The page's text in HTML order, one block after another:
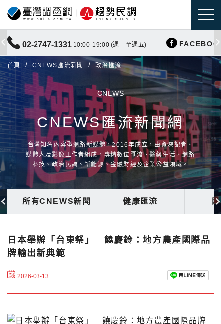
02-2747-1331 10:00-19:00 (週一至週五)
首頁 CNEWS匯流新聞 政治匯流
CNEWS
CNEWS匯流新聞網
台灣知名內容型網路新媒體，2016年成立，由資深記者、
媒體人及影像工作者組成，專精數位匯流、醫藥生活、網路
科技、政治民調、新能源、金融財經及企業公益領域。
所有CNEWS新聞 健康匯流
日本舉辦「台東祭」 饒慶鈴：地方農產國際品
牌輸出新典範
2026-03-13